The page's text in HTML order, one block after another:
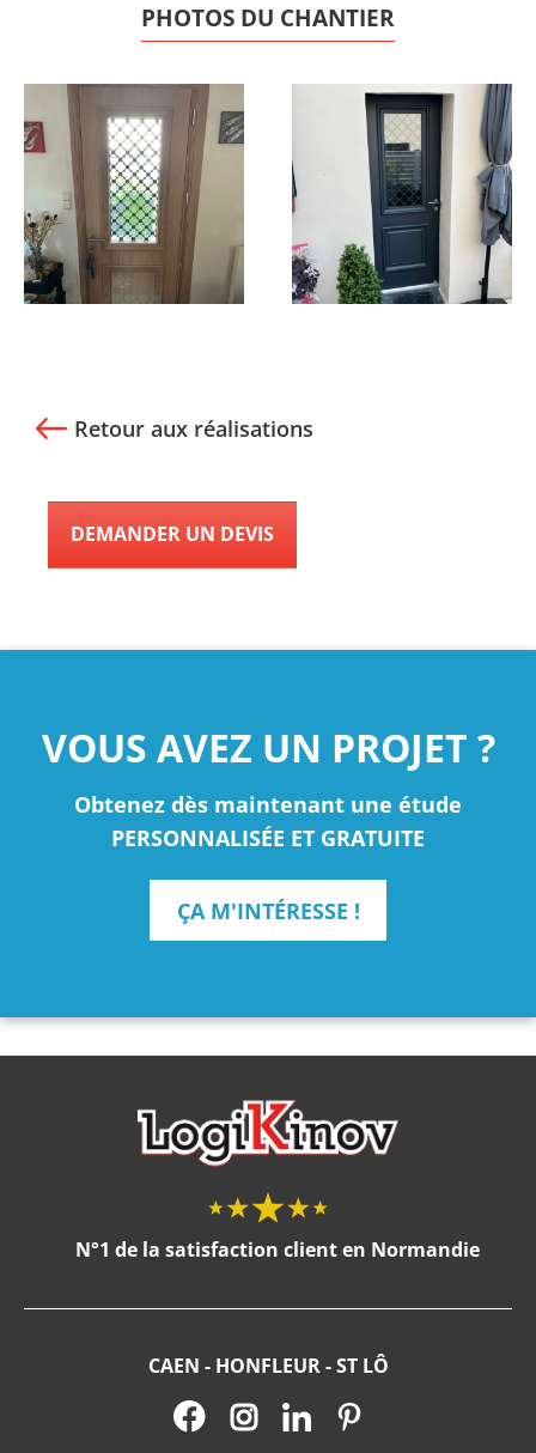
PHOTOS DU CHANTIER
Retour aux réalisations
DEMANDER UN DEVIS
VOUS AVEZ UN PROJET ?
Obtenez dès maintenant une étude
PERSONNALISÉE ET GRATUITE
ÇA M'INTÉRESSE !
N°1 de la satisfaction client en Normandie
CAEN - HONFLEUR - ST LÔ